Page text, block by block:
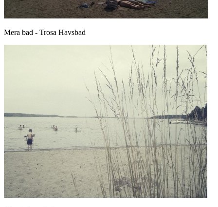
Mera bad - Trosa Havsbad